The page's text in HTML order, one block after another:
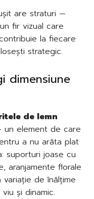
are straturi —
fir vizual care
la fiecare
strategic.
dimensiune
de lemn
un element de care
a nu arăta plat
suporturi joase cu
aranjamente florale
de înălțime
și dinamic.